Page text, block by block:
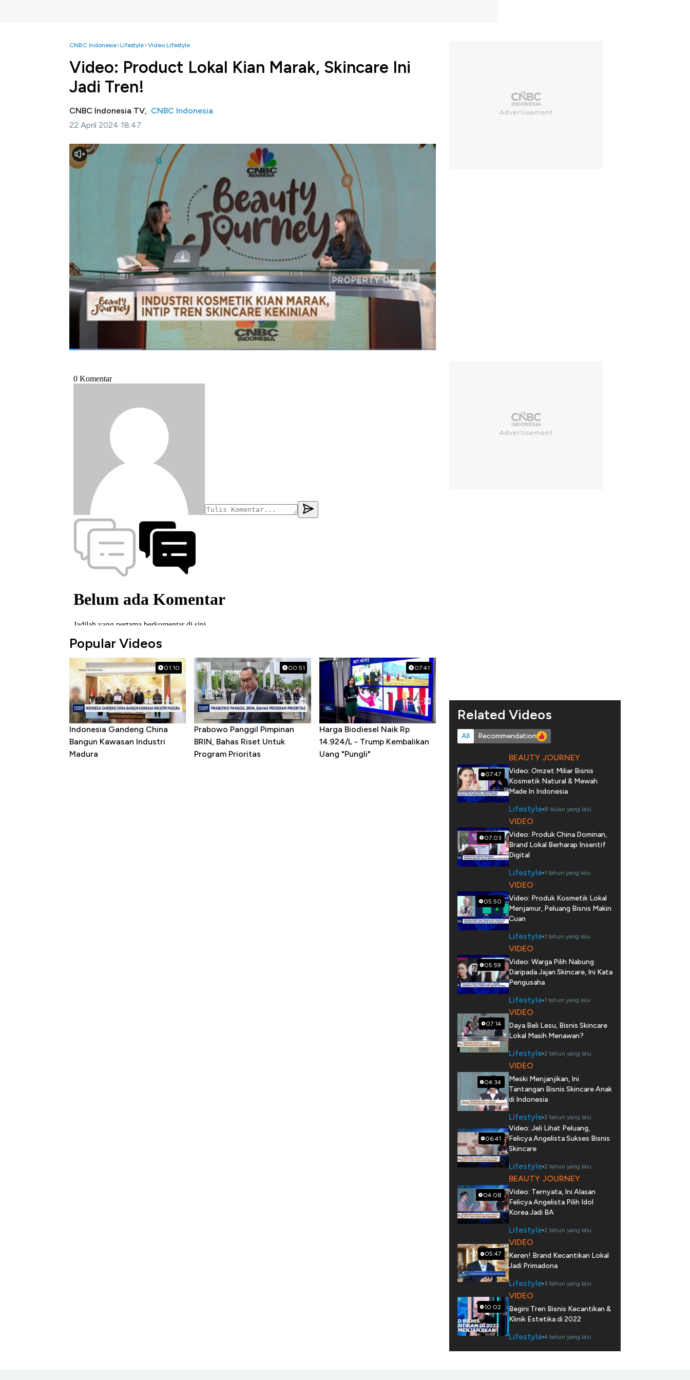
CNBC Indonesia Lifestyle Video Lifestyle
Video: Product Lokal Kian Marak, Skincare Ini
Jadi Tren!
CNBC Indonesia TV, CNBC Indonesia
22 April 2024 18:47
Jakarta, CNBC Indonesia- Industri komestik lokal kian marak saat ini. Lalu seperti apa tren yang
wajib semua orang punya?
Menurut Founder Scarlett Felicya Angelista, banyak orang yang concern dengan perawatan kulit.
Sehingga saat ini, orang-orang lebih aware dengan bahan-bahan kandungan yang ada di skincare.
Selengkapnya saksikan dialog Andi Shalini bersama Founder Scarlett Felicya Angelista dalam program
Closing Bell Indonesia, Jumat (19/04/2024).
Bagikan:
Popular Videos
01:10
Indonesia Gandeng China
Bangun Kawasan Industri
Madura
00:51
Prabowo Panggil Pimpinan
BRIN, Bahas Riset Untuk
Program Prioritas
07:41
Harga Biodiesel Naik Rp
14.924/L - Trump Kembalikan
Uang "Pungli"
Related Videos
All Recommendation
07:47
BEAUTY JOURNEY
Video: Omzet Miliar Bisnis
Kosmetik Natural & Mewah
Made In Indonesia
Lifestyle 8 bulan yang lalu
07:03
VIDEO
Video: Produk China Dominan,
Brand Lokal Berharap Insentif
Digital
Lifestyle 1 tahun yang lalu
05:50
VIDEO
Video: Produk Kosmetik Lokal
Menjamur, Peluang Bisnis Makin
Cuan
Lifestyle 1 tahun yang lalu
05:59
VIDEO
Video: Warga Pilih Nabung
Daripada Jajan Skincare, Ini Kata
Pengusaha
Lifestyle 1 tahun yang lalu
07:14
VIDEO
Daya Beli Lesu, Bisnis Skincare
Lokal Masih Menawan?
Lifestyle 2 tahun yang lalu
04:34
VIDEO
Meski Menjanjikan, Ini
Tantangan Bisnis Skincare Anak
di Indonesia
Lifestyle 2 tahun yang lalu
06:41
Video: Jeli Lihat Peluang,
Felicya Angelista Sukses Bisnis
Skincare
Lifestyle 2 tahun yang lalu
04:08
BEAUTY JOURNEY
Video: Ternyata, Ini Alasan
Felicya Angelista Pilih Idol
Korea Jadi BA
Lifestyle 2 tahun yang lalu
05:47
VIDEO
Keren! Brand Kecantikan Lokal
Jadi Primadona
Lifestyle 3 tahun yang lalu
10:02
VIDEO
Begini Tren Bisnis Kecantikan &
Klinik Estetika di 2022
Lifestyle 4 tahun yang lalu